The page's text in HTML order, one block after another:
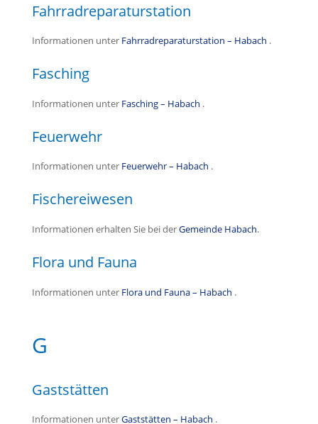
Fahrradreparaturstation
Informationen unter Fahrradreparaturstation – Habach .
Fasching
Informationen unter Fasching – Habach .
Feuerwehr
Informationen unter Feuerwehr – Habach .
Fischereiwesen
Informationen erhalten Sie bei derGemeinde Habach.
Flora und Fauna
Informationen unter Flora und Fauna – Habach .
G
Gaststätten
Informationen unterGaststätten – Habach .